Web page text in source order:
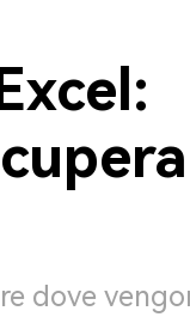
dove